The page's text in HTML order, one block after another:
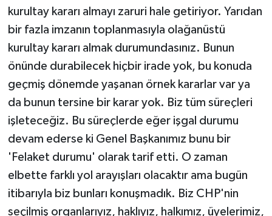
kurultay kararı almayı zaruri hale getiriyor. Yarıdan
bir fazla imzanın toplanmasıyla olağanüstü
kurultay kararı almak durumundasınız. Bunun
önünde durabilecek hiçbir irade yok, bu konuda
geçmiş dönemde yaşanan örnek kararlar var ya
da bunun tersine bir karar yok. Biz tüm süreçleri
işleteceğiz. Bu süreçlerde eğer işgal durumu
devam ederse ki Genel Başkanımız bunu bir
'Felaket durumu' olarak tarif etti. O zaman
elbette farklı yol arayışları olacaktır ama bugün
itibarıyla biz bunları konuşmadık. Biz CHP'nin
seçilmiş organlarıyız, haklıyız, halkımız, üyelerimiz,